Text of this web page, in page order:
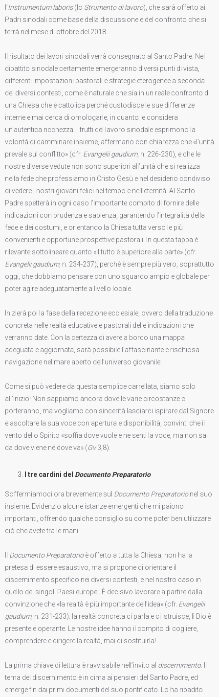
l’Instrumentum laboris(lo Strumento di lavoro), che sarà offerto ai
Padri sinodali come base della discussione e del confronto che si
terrà nel mese di ottobre del 2018.
Il risultato dei lavori sinodali verrà consegnato al Santo Padre. Nel
dibattito sinodale certamente emergeranno diversi punti di vista,
differenti impostazioni pastorali e strategie eterogenee a seconda
dei diversi contesti, come è naturale che sia in un reale confronto di
una Chiesa che è cattolica perché custodisce le sue differenze
interne e mai cerca di omologarle, in quanto le considera
un’autentica ricchezza. I frutti del lavoro sinodale esprimono la
volontà di camminare insieme, affermano con chiarezza che «l’unità
prevale sul conflitto» (cfr. Evangelii gaudium, n. 226-230), e che le
nostre diverse vedute non sono superiori all’unità che si realizza
nella fede che professiamo in Cristo Gesù e nel desiderio condiviso
di vedere i nostri giovani felici nel tempo e nell’eternità. Al Santo
Padre spetterà in ogni caso l’importante compito di fornire delle
indicazioni con prudenza e sapienza, garantendo l’integralità della
fede e dei costumi, e orientando la Chiesa tutta verso le più
convenienti e opportune prospettive pastorali. In questa tappa è
rilevante sottolineare quanto «il tutto è superiore alla parte» (cfr.
Evangelii gaudium, n. 234-237), perché è sempre più vero, soprattutto
oggi, che dobbiamo pensare con uno sguardo ampio e globale per
poter agire adeguatamente a livello locale.
Inizierà poi la fase della recezione ecclesiale, ovvero della traduzione
concreta nelle realtà educative e pastorali delle indicazioni che
verranno date. Con la certezza di avere a bordo una mappa
adeguata e aggiornata, sarà possibile l’affascinante e rischiosa
navigazione nel mare aperto dell’universo giovanile.
Come si può vedere da questa semplice carrellata, siamo solo
all’inizio! Non sappiamo ancora dove le varie circostanze ci
porteranno, ma vogliamo con sincerità lasciarci ispirare dal Signore
e ascoltare la sua voce con apertura e disponibilità, convinti che il
vento dello Spirito «soffia dove vuole e ne senti la voce, ma non sai
da dove viene né dove va» (Gv3,8).
I tre cardini del Documento Preparatorio
Soffermiamoci ora brevemente sul Documento Preparatorionel suo
insieme. Evidenzio alcune istanze emergenti che mi paiono
importanti, offrendo qualche consiglio su come poter ben utilizzare
ciò che avete tra le mani.
Documento Preparatorioè offerto a tutta la Chiesa; non ha la
pretesa di essere esaustivo, ma si propone di orientare il
discernimento specifico nei diversi contesti, e nel nostro caso in
quello dei singoli Paesi europei. È decisivo lavorare a partire dalla
convinzione che «la realtà è più importante dell’idea» (cfr. Evangelii
gaudium, n. 231-233): la realtà concreta ci parla e ci istruisce, lì Dio è
presente e operante. Le nostre idee hanno il compito di cogliere,
comprendere e dirigere la realtà, mai di sostituirla!
La prima chiave di lettura è ravvisabile nell’invito al discernimento. Il
tema del discernimento è in cima ai pensieri del Santo Padre, ed
emerge fin dai primi documenti del suo pontificato. Lo ha ribadito